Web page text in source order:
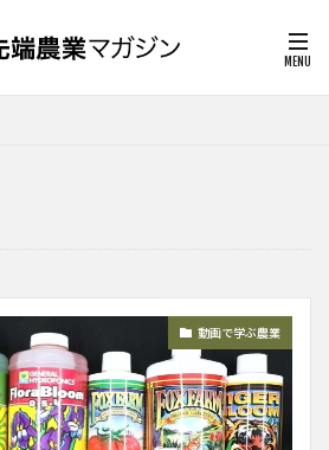
動画で学ぶ農業